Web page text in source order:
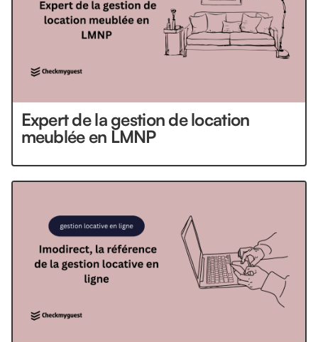
Expert de la gestion de location
meublée en LMNP